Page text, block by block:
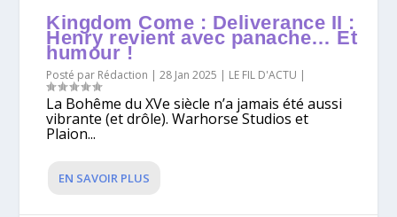
Kingdom Come : Deliverance II :
Henry revient avec panache… Et
humour !
Posté par Rédaction |28 Jan 2025 | LE FIL D'ACTU |
La Bohême du XVe siècle n’a jamais été aussi
vibrante (et drôle). Warhorse Studios et
Plaion...
EN SAVOIR PLUS